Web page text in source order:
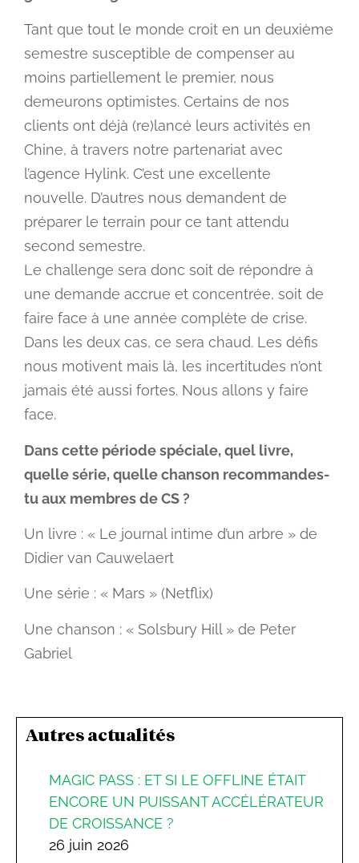
Tant que tout le monde croit en un deuxième
semestre susceptible de compenser au
moins partiellement le premier, nous
demeurons optimistes. Certains de nos
clients ont déjà (re)lancé leurs activités en
Chine, à travers notre partenariat avec
l’agence Hylink. C’est une excellente
nouvelle. D’autres nous demandent de
préparer le terrain pour ce tant attendu
second semestre.
Le challenge sera donc soit de répondre à
une demande accrue et concentrée, soit de
faire face à une année complète de crise.
Dans les deux cas, ce sera chaud. Les défis
nous motivent mais là, les incertitudes n’ont
jamais été aussi fortes. Nous allons y faire
face.
Dans cette période spéciale, quel livre,
quelle série, quelle chanson recommandes-
tu aux membres de CS ?
Un livre : « Le journal intime d’un arbre » de
Didier van Cauwelaert
Une série : « Mars » (Netflix)
Une chanson : « Solsbury Hill » de Peter
Gabriel
Autres actualités
MAGIC PASS : ET SI LE OFFLINE ÉTAIT
ENCORE UN PUISSANT ACCÉLÉRATEUR
DE CROISSANCE ?
26 juin 2026